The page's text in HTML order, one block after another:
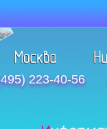
223-40-56